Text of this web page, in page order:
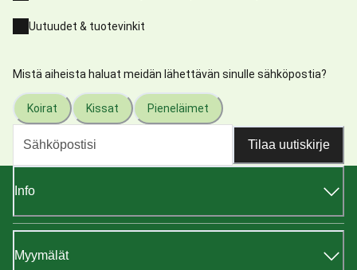
Uutuudet & tuotevinkit
Mistä aiheista haluat meidän lähettävän sinulle sähköpostia?
Koirat Kissat Pieneläimet
Tilaa uutiskirje
Info
Myymälät